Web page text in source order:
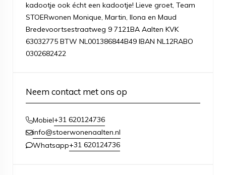
kadootje ook écht een kadootje! Lieve groet, Team
STOERwonen Monique, Martin, Ilona en Maud
Bredevoortsestraatweg 9 7121BA Aalten KVK
63032775 BTW NL001386844B49 IBAN NL12RABO
0302682422
Neem contact met ons op
Mobiel+31 620124736
info@stoerwonenaalten.nl
Whatsapp+31 620124736